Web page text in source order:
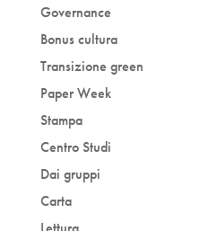
Governance
Bonus cultura
Transizione green
Paper Week
Stampa
Centro Studi
Dai gruppi
Carta